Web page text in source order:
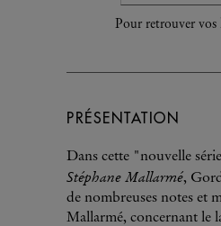
Pour retrouver vos
PRÉSENTATION
Dans cette "nouvelle
Stéphane Mallarmé,
de nombreuses notes et
Mallarmé, concernant le